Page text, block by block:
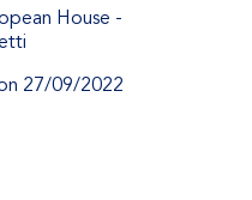
House -
27/09/2022